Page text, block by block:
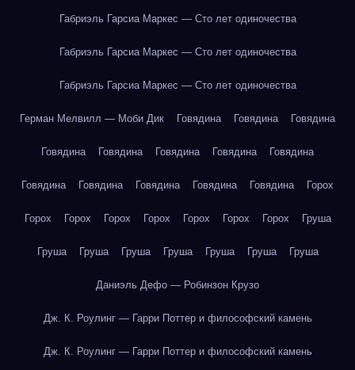
Габриэль Гарсиа Маркес — Сто лет одиночества
Габриэль Гарсиа Маркес — Сто лет одиночества
Габриэль Гарсиа Маркес — Сто лет одиночества
Герман Мелвилл — Моби Дик Говядина Говядина Говядина
Говядина Говядина Говядина Говядина Говядина
Говядина Говядина Говядина Говядина Говядина Горох
Горох Горох Горох Горох Горох Горох Горох Груша
Груша Груша Груша Груша Груша Груша Груша
Даниэль Дефо — Робинзон Крузо
Дж. К. Роулинг — Гарри Поттер и философский камень
Дж. К. Роулинг — Гарри Поттер и философский камень